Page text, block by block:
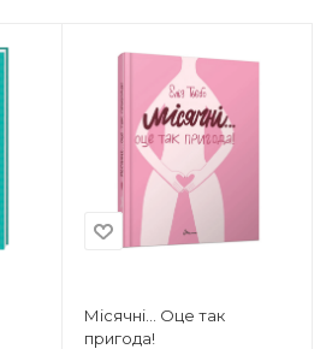
Місячні... Оце так
пригода!